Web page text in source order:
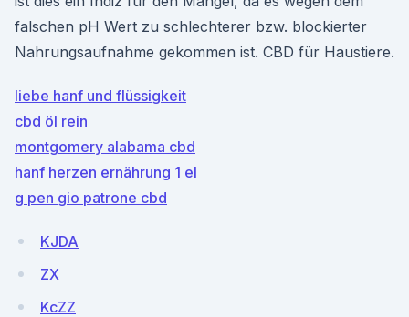
falschen pH Wert zu schlechterer bzw. blockierter
Nahrungsaufnahme gekommen ist. CBD für Haustiere.
liebe hanf und flüssigkeit
cbd öl rein
montgomery alabama cbd
hanf herzen ernährung 1 el
g pen gio patrone cbd
KJDA
ZX
KcZZ